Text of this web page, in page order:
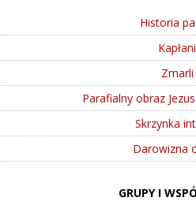
Historia
Kapłani
Zmarli
Parafialny obraz
Skrzynka
Darowizna
GRUPY I